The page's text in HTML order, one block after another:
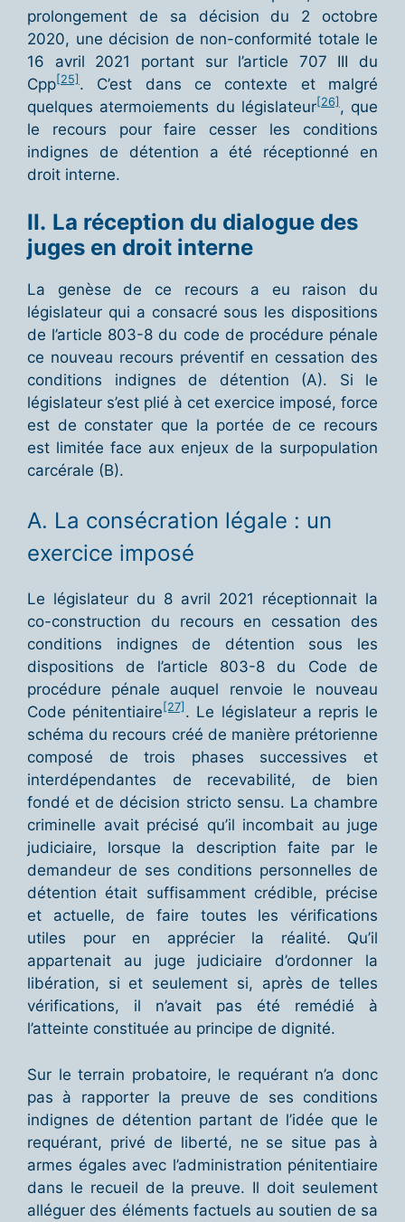
prolongement de sa décision du 2 octobre
2020, une décision de non-conformité totale le
16 avril 2021 portant sur l’article 707 III du
Cpp[25] . C’est dans ce contexte et malgré
quelques atermoiements du législateur[26], que
le recours pour faire cesser les conditions
indignes de détention a été réceptionné en
droit interne.
II. La réception du dialogue des
juges en droit interne
La genèse de ce recours a eu raison du
législateur qui a consacré sous les dispositions
de l’article 803-8 du code de procédure pénale
ce nouveau recours préventif en cessation des
conditions indignes de détention (A). Si le
législateur s’est plié à cet exercice imposé, force
est de constater que la portée de ce recours
est limitée face aux enjeux de la surpopulation
carcérale (B).
A. La consécration légale : un
exercice imposé
Le législateur du 8 avril 2021 réceptionnait la
co-construction du recours en cessation des
conditions indignes de détention sous les
dispositions de l’article 803-8 du Code de
procédure pénale auquel renvoie le nouveau
Code pénitentiaire [27] . Le législateur a repris le
schéma du recours créé de manière prétorienne
composé de trois phases successives et
interdépendantes de recevabilité, de bien
fondé et de décision stricto sensu. La chambre
criminelle avait précisé qu’il incombait au juge
judiciaire, lorsque la description faite par le
demandeur de ses conditions personnelles de
détention était suffisamment crédible, précise
et actuelle, de faire toutes les vérifications
utiles pour en apprécier la réalité. Qu’il
appartenait au juge judiciaire d’ordonner la
libération, si et seulement si, après de telles
vérifications, il n’avait pas été remédié à
l’atteinte constituée au principe de dignité.
Sur le terrain probatoire, le requérant n’a donc
pas à rapporter la preuve de ses conditions
indignes de détention partant de l’idée que le
requérant, privé de liberté, ne se situe pas à
armes égales avec l’administration pénitentiaire
dans le recueil de la preuve. Il doit seulement
alléguer des éléments factuels au soutien de sa